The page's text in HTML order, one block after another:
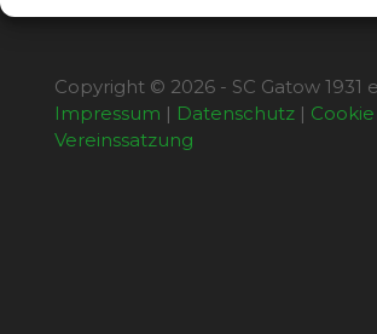
Copyright © 2026 - SC Gatow 1931
Impressum | Datenschutz|
Vereinssatzung